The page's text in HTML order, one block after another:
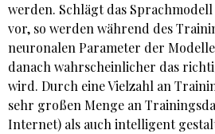
werden. Schlägt das
vor, so werden während des
neuronalen Parameter der Modelle
danach wahrscheinlicher das
wird. Durch eine Vielzahl an
sehr großen Menge an
Internet) als auch intelligent